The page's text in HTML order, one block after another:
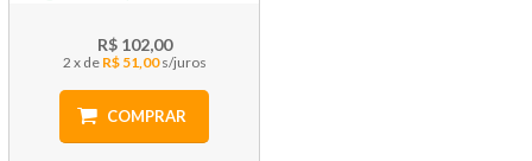
R$ 102,00
2 x R$ 51,00
COMPRAR